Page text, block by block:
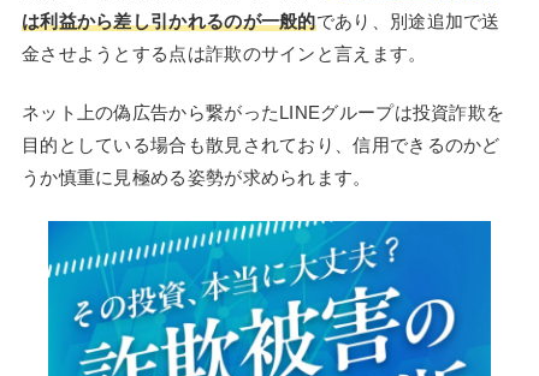
は利益から差し引かれるのが一般的であり、別途追加で送
金させようとする点は詐欺のサインと言えます。
ネット上の偽広告から繋がったLINEグループは投資詐欺を
目的としている場合も散見されており、信用できるのかど
うか慎重に見極める姿勢が求められます。